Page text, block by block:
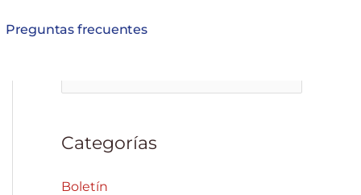
Preguntas frecuentes
c
a
Categorías
Boletín